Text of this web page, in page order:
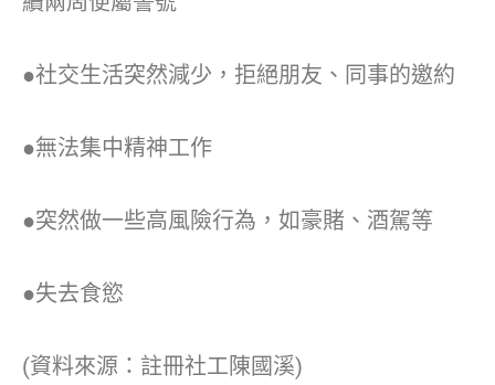
●社交生活突然減少，拒絕朋友、同事的邀約
●無法集中精神工作
●突然做一些高風險行為，如豪賭、酒駕等
●失去食慾
(資料來源：註冊社工陳國溪)